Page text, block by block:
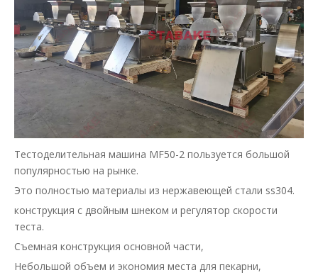
Тестоделительная машина MF50-2 пользуется большой
популярностью на рынке.
Это полностью материалы из нержавеющей стали ss304.
конструкция с двойным шнеком и регулятор скорости
теста.
Съемная конструкция основной части,
Небольшой объем и экономия места для пекарни,